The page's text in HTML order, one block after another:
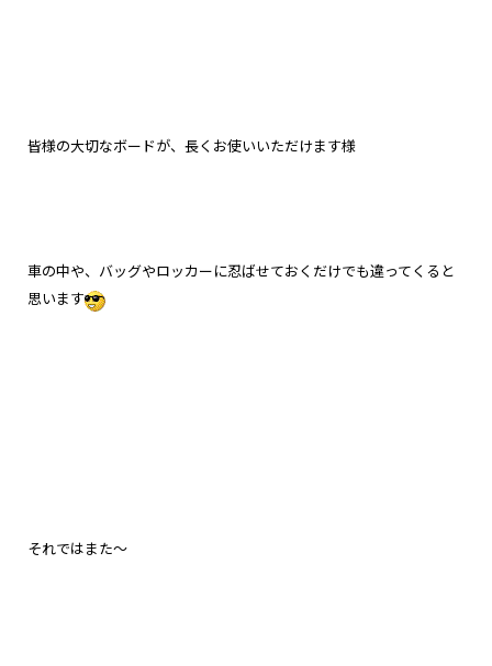
皆様の大切なボードが、長くお使いいただけます様
車の中や、バッグやロッカーに忍ばせておくだけでも違ってくると
思います
それではまた～